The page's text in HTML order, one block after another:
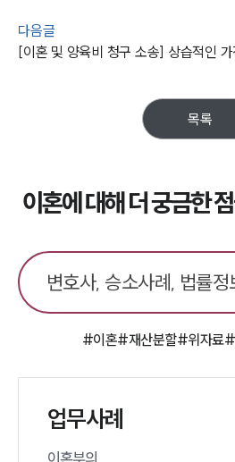
업무분야
업무
전체
이혼 양육비계
구성원 소
이혼전문변
언론보도
법률 블로
다음글
목록
이혼에 대해 더 궁금한
#이혼#재산분할#위자료#
업무사례
이혼부의